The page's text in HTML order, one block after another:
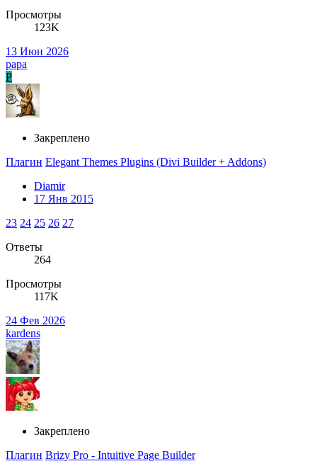
Просмотры
123K
13 Июн 2026
papa
P
Закреплено
Плагин Elegant Themes Plugins (Divi Builder + Addons)
Diamir
17 Янв 2015
23 24 25 26 27
Ответы
264
Просмотры
117K
24 Фев 2026
kardens
Закреплено
Плагин Brizy Pro - Intuitive Page Builder